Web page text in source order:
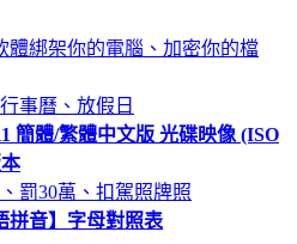
體綁架你的電腦、加密你的檔
事曆、放假日
簡體/繁體中文版 光碟映像 (ISO
罰30萬、扣駕照牌照
拼音】字母對照表